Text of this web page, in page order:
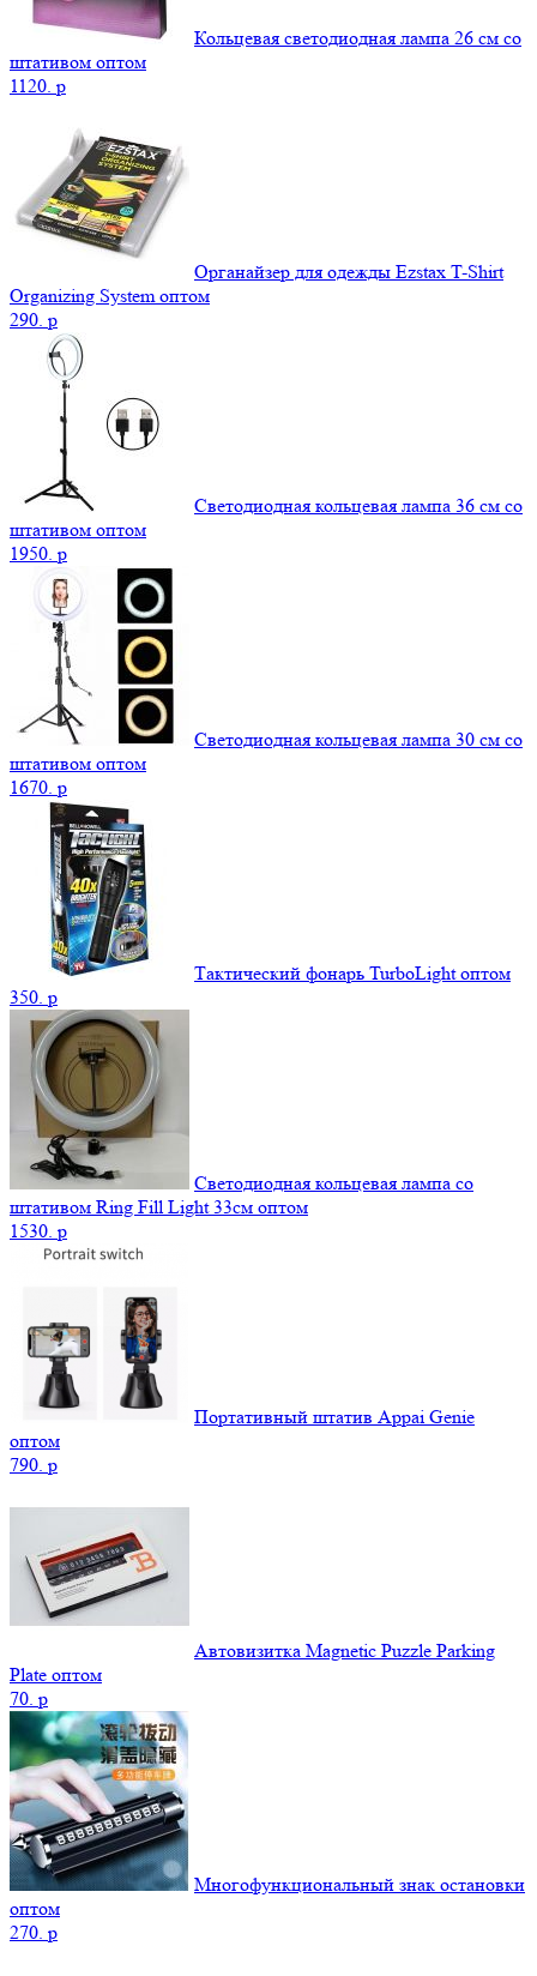
Кольцевая светодиодная лампа 26 см со
штативом оптом
1120. p
Органайзер для одежды Ezstax T-Shirt
Organizing System оптом
290. p
Светодиодная кольцевая лампа 36 см со
штативом оптом
1950. p
Светодиодная кольцевая лампа 30 см со
штативом оптом
1670. p
Тактический фонарь TurboLight оптом
350. p
Светодиодная кольцевая лампа со
штативом Ring Fill Light 33см оптом
1530. p
Портативный штатив Appai Genie
оптом
790. p
Автовизитка Magnetic Puzzle Parking
Plate оптом
70. p
Многофункциональный знак остановки
оптом
270. p